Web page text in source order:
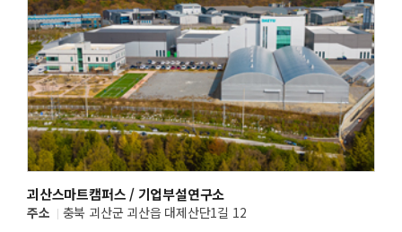
괴산스마트캠퍼스 / 기업부설연구소
주소 충북 괴산군 괴산읍 대제산단1길 12